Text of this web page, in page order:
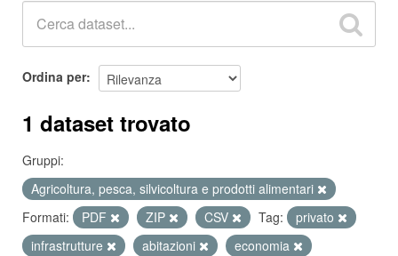
Ordina per
1 dataset trovato
Gruppi:
Agricoltura, pesca, silvicoltura e prodotti alimentari
Formati:
PDF ZIP CSV Tag:
privato
infrastrutture
abitazioni
economia